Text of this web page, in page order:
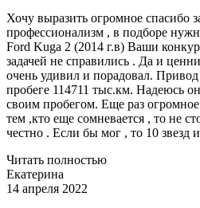
Хочу выразить огромное спасибо
профессионализм , в подборе
Ford Kuga 2 (2014 г.в) Ваши
задачей не справились . Да и
очень удивил и порадовал.
пробеге 114711 тыс.км. Надеюсь
своим пробегом. Еще раз
тем ,кто еще сомневается , то не
честно . Если бы мог , то 10 звезд
Читать полностью
Екатерина
14 апреля 2022